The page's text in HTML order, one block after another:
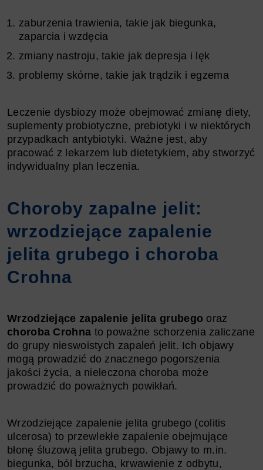
zaburzenia trawienia, takie jak biegunka,
zaparcia i wzdęcia
zmiany nastroju, takie jak depresja i lęk
problemy skórne, takie jak trądzik i egzema
Leczenie dysbiozy może obejmować zmianę diety,
suplementy probiotyczne, prebiotyki i w niektórych
przypadkach antybiotyki. Ważne jest, aby
pracować z lekarzem lub dietetykiem, aby stworzyć
indywidualny plan leczenia.
Choroby zapalne jelit:
wrzodziejące zapalenie
jelita grubego i choroba
Crohna
Wrzodziejące zapalenie jelita grubego oraz
choroba Crohna to poważne schorzenia zaliczane
do grupy nieswoistych zapaleń jelit. Ich objawy
mogą prowadzić do znacznego pogorszenia
jakości życia, a nieleczona choroba może
prowadzić do poważnych powikłań.
Wrzodziejące zapalenie jelita grubego (colitis
ulcerosa) to przewlekłe zapalenie obejmujące
błonę śluzową jelita grubego. Objawy to m.in.
biegunka, ból brzucha, krwawienie z odbytu,